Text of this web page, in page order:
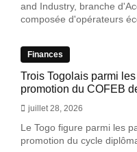
and Industry, branche
composée d'opérateurs
Finances
Trois Togolais parmi
promotion du COFEB
juillet 28, 2026
Le Togo figure parmi les
promotion du cycle